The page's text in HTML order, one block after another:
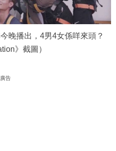
晚播出，4男4女係咩來頭？
》截圖）
廣告